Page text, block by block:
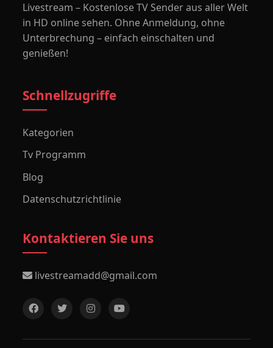
Livestream – Kostenlose TV Sender aus aller Welt
in HD online sehen. Ohne Anmeldung, ohne
Unterbrechung – einfach einschalten und
genießen!
Schnellzugriffe
Kategorien
Tv Programm
Blog
Datenschutzrichtlinie
Kontaktieren Sie uns
livestreamadd@gmail.com